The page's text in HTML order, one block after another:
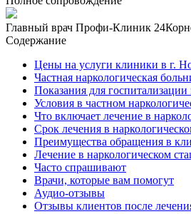
Главный врач Профи-Клиник 24
Содержание
Цены на услуги клиники в г.
Частная наркологическая
Показания для
Условия в частном
Что включает лечение в
Срок лечения в
Преимущества обращения в
Лечение в наркологическом
Часто спрашивают
Врачи, которые вам помогут
Аудио-отзывы
Отзывы клиентов после